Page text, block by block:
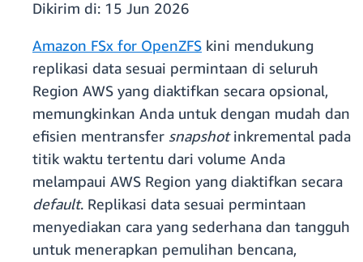
Dikirim di: 15 Jun 2026
Amazon FSx for OpenZFS kini mendukung
replikasi data sesuai permintaan di seluruh
Region AWS yang diaktifkan secara opsional,
memungkinkan Anda untuk dengan mudah dan
efisien mentransfer snapshotinkremental pada
titik waktu tertentu dari volume Anda
melampaui AWS Region yang diaktifkan secara
default. Replikasi data sesuai permintaan
menyediakan cara yang sederhana dan tangguh
untuk menerapkan pemulihan bencana,